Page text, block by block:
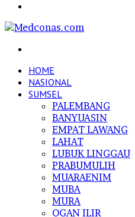
HOME
NASIONAL
SUMSEL
PALEMBANG
BANYUASIN
EMPAT LAWANG
LAHAT
LUBUK LINGGAU
PRABUMULIH
MUARAENIM
MUBA
MURA
OGAN ILIR